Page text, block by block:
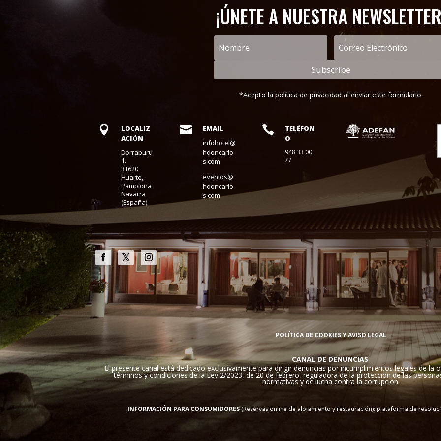
¡ÚNETE A NUESTRA
Subscribe
*Acepto la política de privacidad al enviar este formulario.

LOCALIZ
ACIÓN
Dorraburu
1.
31620
Huarte,
Pamplona
Navarra
(España)

EMAIL
infohotel@
hdoncarlo
s.com
eventos@
hdoncarlo
s.com

TELÉFON
O
948 33 00
77
POLÍTICA DE COOKIES Y AVISO LEGAL
CANAL DE DENUNCIAS
El presente canal está dedicado exclusivamente para dirigir denuncias por incumplimientos legales de la
términos y condiciones de la Ley 2/2023, de 20 de febrero, reguladora de la protección de las
normativas y de lucha contra la corrupción.
INFORMACIÓN PARA CONSUMIDORES(Reservas online de alojamiento y restauración): plataforma de